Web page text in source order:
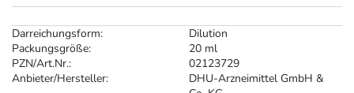
Darreichungsform:
Dilution
Packungsgröße:
20 ml
PZN/Art.Nr.:
02123729
Anbieter/Hersteller:
DHU-Arzneimittel GmbH &